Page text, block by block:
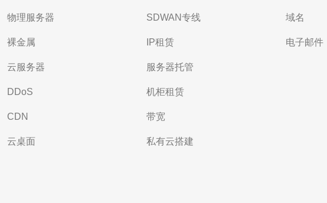
物理服务器
裸金属
云服务器
DDoS
CDN
云桌面
SDWAN专线
IP租赁
服务器托管
机柜租赁
带宽
私有云搭建
域名
电子邮件